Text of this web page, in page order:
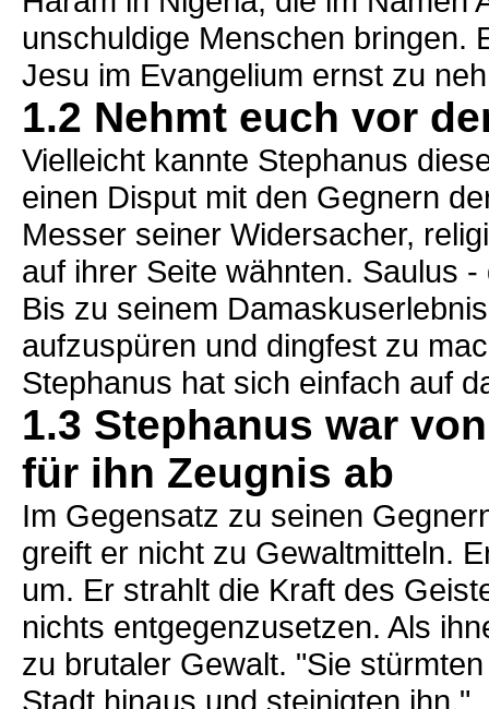
unschuldige Menschen bringen.
Jesu im Evangelium ernst zu
1.2 Nehmt euch vor
Vielleicht kannte Stephanus
einen Disput mit den Gegnern
Messer seiner Widersacher,
auf ihrer Seite wähnten. Saulus
Bis zu seinem
aufzuspüren und dingfest zu
Stephanus hat sich einfach auf
1.3 Stephanus war
für ihn Zeugnis ab
Im Gegensatz zu seinen
greift er nicht zu Gewaltmitteln.
um. Er strahlt die Kraft des
nichts entgegenzusetzen. Als
zu brutaler Gewalt. "Sie
Stadt hinaus und steinigten